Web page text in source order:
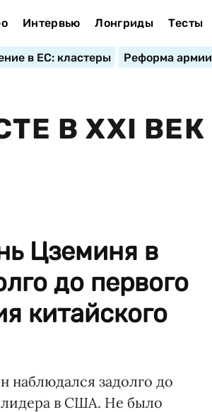
Интервью Лонгриды Тесты
в ЕС: кластеры Реформа армии
В XXI ВЕК
Цземиня в
до первого
китайского
наблюдался задолго до
лидера в США. Не было